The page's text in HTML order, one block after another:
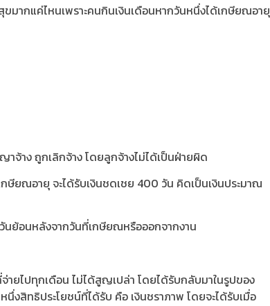
มากแค่ไหนเพราะคนกินเงินเดือนหากวันหนึ่งได้เกษียณอายุ
จ้าง ถูกเลิกจ้าง โดยลูกจ้างไม่ได้เป็นฝ่ายผิด
ษียณอายุ จะได้รับเงินชดเชย 400 วัน คิดเป็นเงินประมาณ
นย้อนหลังจากวันที่เกษียณหรือออกจากงาน
ยไปทุกเดือน ไม่ได้สูญเปล่า โดยได้รับกลับมาในรูปของ
งสิทธิประโยชน์ที่ได้รับ คือ เงินชราภาพ โดยจะได้รับเมื่อ